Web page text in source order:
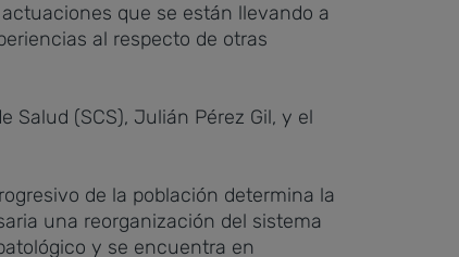
que se están llevando a
al respecto de otras
(SCS), Julián Pérez Gil, y el
de la población determina la
una reorganización del sistema
y se encuentra en